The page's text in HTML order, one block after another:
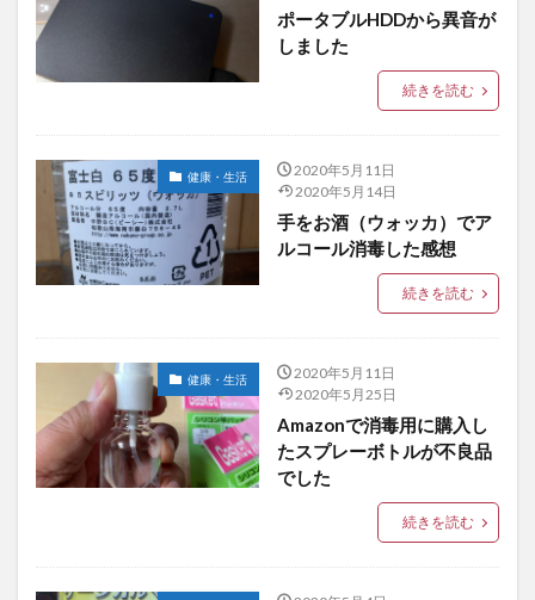
ポータブルHDDから異音が
しました
続きを読む
健康・生活
2020年5月11日
2020年5月14日
手をお酒（ウォッカ）でア
ルコール消毒した感想
続きを読む
健康・生活
2020年5月11日
2020年5月25日
Amazonで消毒用に購入し
たスプレーボトルが不良品
でした
続きを読む